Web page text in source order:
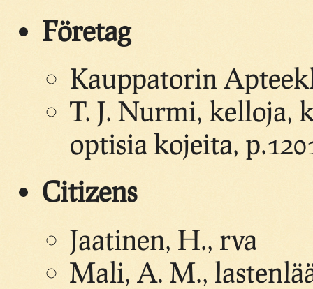
Företag
Kauppatorin
T. J. Nurmi, kelloja,
optisia kojeita,
Citizens
Jaatinen, H., rva
Mali, A. M.,